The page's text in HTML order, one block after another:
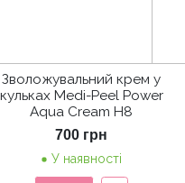
Зволожувальний крем у
кульках Medi-Peel Power
Aqua Cream H8
700 грн
У наявності